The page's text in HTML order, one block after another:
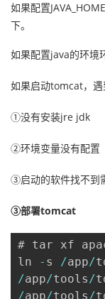
如果配置
下。
如果配置java的环境
如果启动tomcat，
①没有安装jre jdk
②环境变量没有配置
③启动的软件找不到
③部署tomcat
# tar xf
ln
- s /app/
/app/tools/
/app/tools/